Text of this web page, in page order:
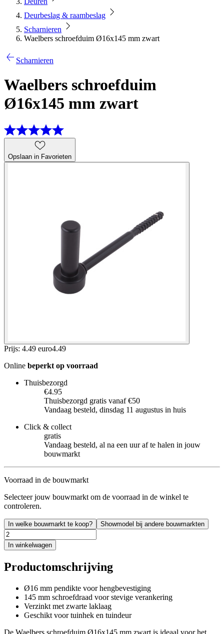
Deurbeslag & raambeslag
Scharnieren
Waelbers schroefduim Ø16x145 mm zwart
Scharnieren
Waelbers schroefduim
Ø16x145 mm zwart
Opslaan in Favorieten
Prijs: 4.49 euro4.49
Online beperkt op voorraad
Thuisbezorgd
€4.95
Thuisbezorgd gratis vanaf €50
Vandaag besteld, dinsdag 11 augustus in huis
Click & collect
gratis
Vandaag besteld, al na een uur af te halen in jouw
bouwmarkt
Voorraad in de bouwmarkt
Selecteer jouw bouwmarkt om de voorraad in de winkel te
controleren.
In welke bouwmarkt te koop? Showmodel bij andere bouwmarkten
In winkelwagen
Productomschrijving
Ø16 mm pendikte voor hengbevestiging
145 mm schroefdraad voor stevige verankering
Verzinkt met zwarte laklaag
Geschikt voor tuinhek en tuindeur
De Waelbers schroefduim Ø16x145 mm zwart is ideaal voor het